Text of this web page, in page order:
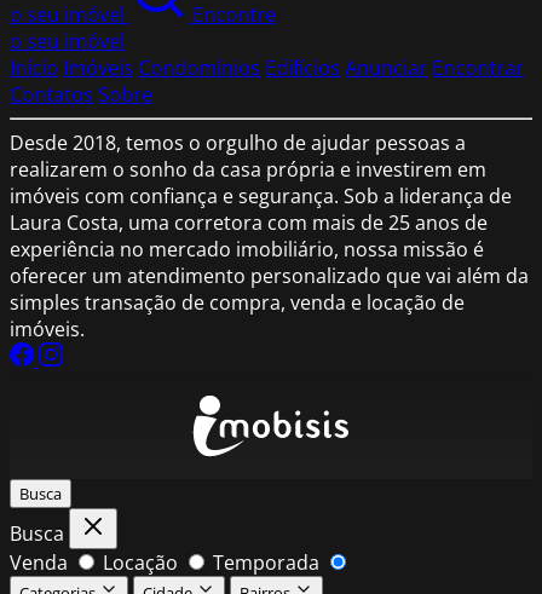
o seu imóvel
Encontre
o seu imóvel
Início Imóveis Condomínios Edifícios Anunciar Encontrar
Contatos Sobre
Desde 2018, temos o orgulho de ajudar pessoas a
realizarem o sonho da casa própria e investirem em
imóveis com confiança e segurança. Sob a liderança de
Laura Costa, uma corretora com mais de 25 anos de
experiência no mercado imobiliário, nossa missão é
oferecer um atendimento personalizado que vai além da
simples transação de compra, venda e locação de
imóveis.
Busca
Busca
Venda
Locação Temporada